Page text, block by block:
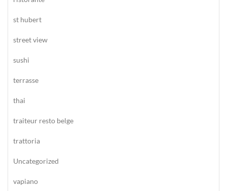
st hubert
street view
sushi
terrasse
thai
traiteur resto belge
trattoria
Uncategorized
vapiano